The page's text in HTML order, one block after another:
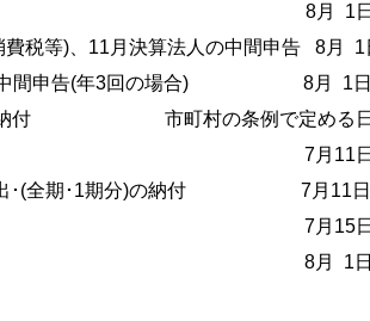
第1期分の納付 8月 1
税等)、11月決算法人の中間申告 8月 1
の中間申告(年3回の場合) 8月 1
分の納付 市町村の条例で定める
額算定基礎届 7月11
提出･(全期･1期分)の納付 7月11日
用状況報告 7月15
(4月～6月分) 8月 1